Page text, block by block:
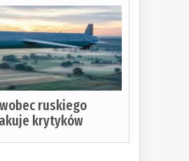
ruskiego
krytyków